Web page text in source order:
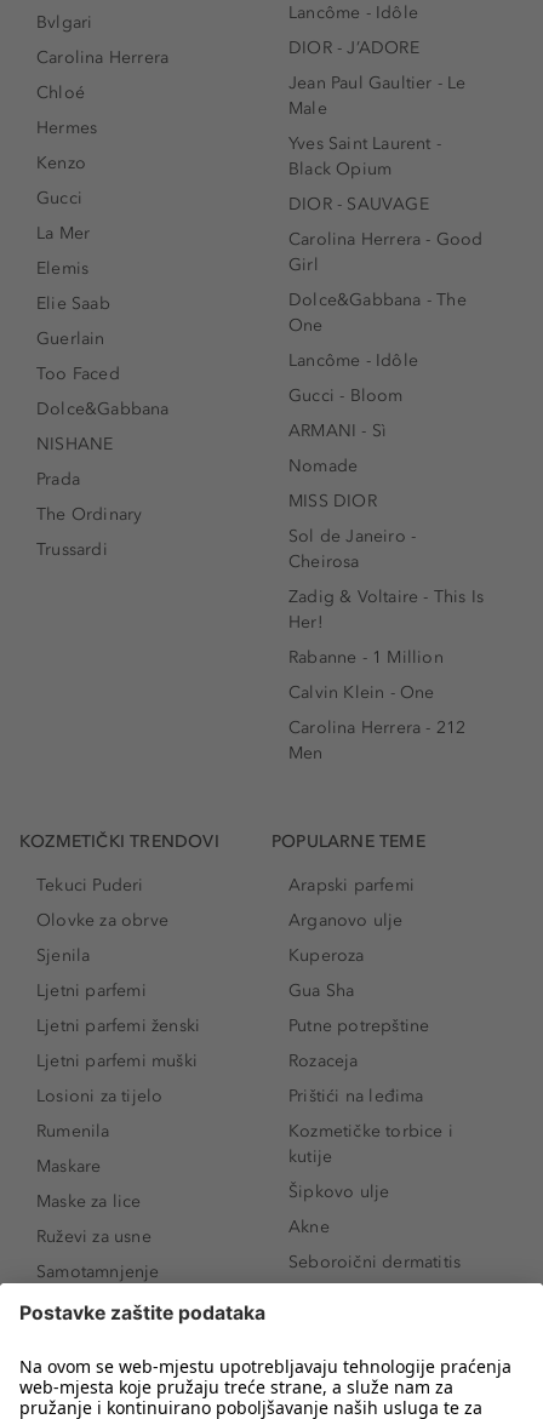
Bvlgari
Carolina Herrera
Chloé
Hermes
Kenzo
Gucci
La Mer
Elemis
Elie Saab
Guerlain
Too Faced
Dolce&Gabbana
NISHANE
Prada
The Ordinary
Trussardi
Lancôme - Idôle
DIOR - J’ADORE
Jean Paul Gaultier - Le
Male
Yves Saint Laurent -
Black Opium
DIOR - SAUVAGE
Carolina Herrera - Good
Girl
Dolce&Gabbana - The
One
Lancôme - Idôle
Gucci - Bloom
ARMANI - Sì
Nomade
MISS DIOR
Sol de Janeiro -
Cheirosa
Zadig & Voltaire - This Is
Her!
Rabanne - 1 Million
Calvin Klein - One
Carolina Herrera - 212
Men
KOZMETIČKI TRENDOVI
Tekuci Puderi
Olovke za obrve
Sjenila
Ljetni parfemi
Ljetni parfemi ženski
Ljetni parfemi muški
Losioni za tijelo
Rumenila
Maskare
Maske za lice
Ruževi za usne
Samotamnjenje
Puderi
Proizvodi za obrve
Sunce i zaštita
POPULARNE TEME
Arapski parfemi
Arganovo ulje
Kuperoza
Gua Sha
Putne potrepštine
Rozaceja
Prištići na leđima
Kozmetičke torbice i
kutije
Šipkovo ulje
Akne
Seboroični dermatitis
Novo
Koji mi parfem